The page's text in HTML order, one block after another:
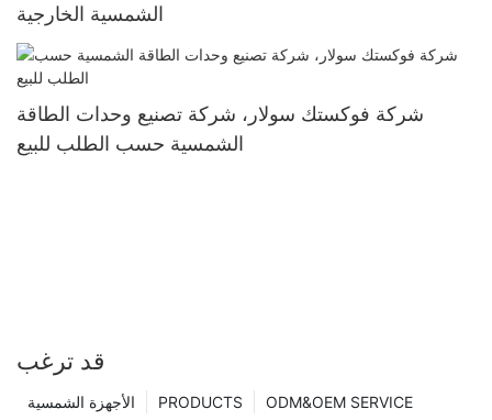
الشمسية الخارجية
شركة فوكستك سولار، شركة تصنيع وحدات الطاقة
الشمسية حسب الطلب للبيع
قد ترغب
ODM&OEM SERVICE
PRODUCTS الأجهزة الشمسية